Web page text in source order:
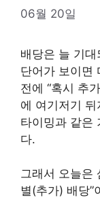
06월 20일
배당은 늘 기
단어가 보이면
전에 “혹시 추
에 여기저기
타이밍과 같은
다.
그래서 오늘은
별(추가) 배당